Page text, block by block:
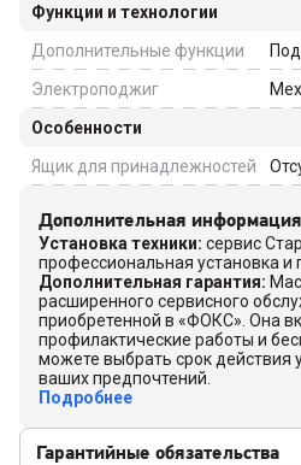
Функции и технологии
Дополнительные функции
Электроподжиг
Особенности
Ящик для принадлежностей
Дополнительная информация
Установка техники: сервис
профессиональная установка и
Дополнительная гарантия:
расширенного сервисного
приобретенной в «ФОКС». Она
профилактические работы и
можете выбрать срок действия
ваших предпочтений.
Подробнее
Гарантийные обязательства